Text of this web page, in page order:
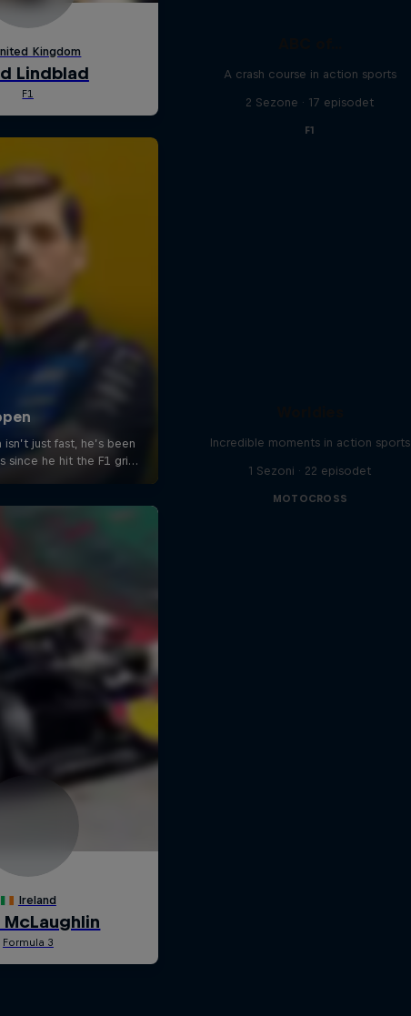
A crash course in action sports
2 Sezone · 17 episodet
F1
Incredible moments in action sports
1 Sezoni · 22 episodet
MOTOCROSS